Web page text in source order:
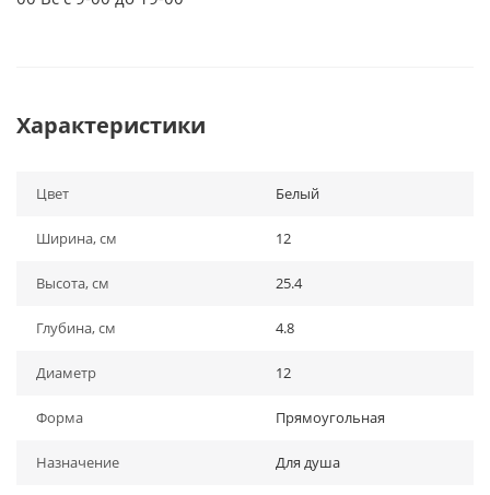
Характеристики
Цвет Белый
Ширина, см 12
Высота, см 25.4
Глубина, см 4.8
Диаметр 12
Форма Прямоугольная
Назначение Для душа